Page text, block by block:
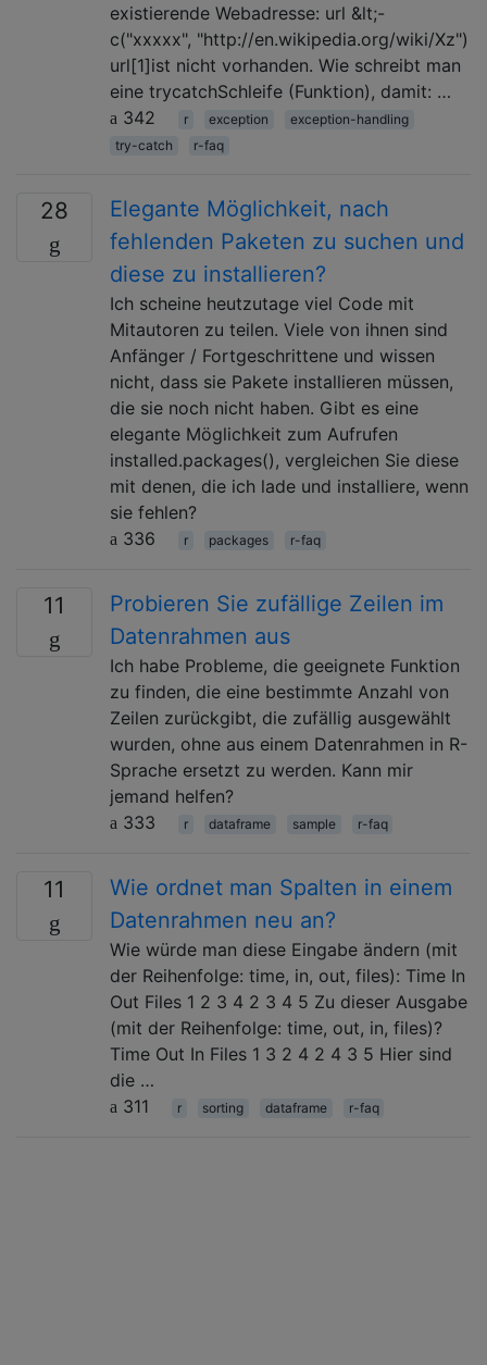
existierende Webadresse: url &lt;-
c("xxxxx", "http://en.wikipedia.org/wiki/Xz")
url[1]ist nicht vorhanden. Wie schreibt man
eine trycatchSchleife (Funktion), damit: …
342
r exception
exception-handling
try-catch
r-faq
28
Elegante Möglichkeit, nach
fehlenden Paketen zu suchen und
diese zu installieren?
Ich scheine heutzutage viel Code mit
Mitautoren zu teilen. Viele von ihnen sind
Anfänger / Fortgeschrittene und wissen
nicht, dass sie Pakete installieren müssen,
die sie noch nicht haben. Gibt es eine
elegante Möglichkeit zum Aufrufen
installed.packages(), vergleichen Sie diese
mit denen, die ich lade und installiere, wenn
sie fehlen?
336
r packages r-faq
11
Probieren Sie zufällige Zeilen im
Datenrahmen aus
Ich habe Probleme, die geeignete Funktion
zu finden, die eine bestimmte Anzahl von
Zeilen zurückgibt, die zufällig ausgewählt
wurden, ohne aus einem Datenrahmen in R-
Sprache ersetzt zu werden. Kann mir
jemand helfen?
333
r dataframe sample r-faq
11
Wie ordnet man Spalten in einem
Datenrahmen neu an?
Wie würde man diese Eingabe ändern (mit
der Reihenfolge: time, in, out, files): Time In
Out Files 1 2 3 4 2 3 4 5 Zu dieser Ausgabe
(mit der Reihenfolge: time, out, in, files)?
Time Out In Files 1 3 2 4 2 4 3 5 Hier sind
die …
311
r sorting dataframe r-faq